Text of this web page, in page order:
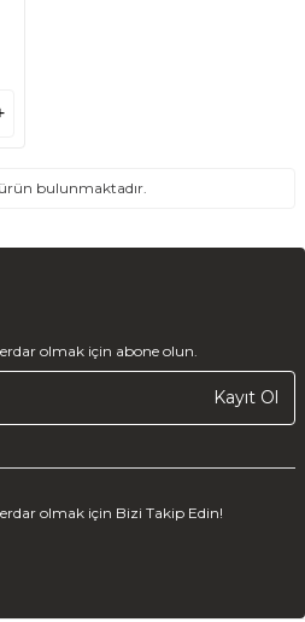
ürün bulunmaktadır.
olmak için abone olun.
Kayıt Ol
olmak için Bizi Takip Edin!